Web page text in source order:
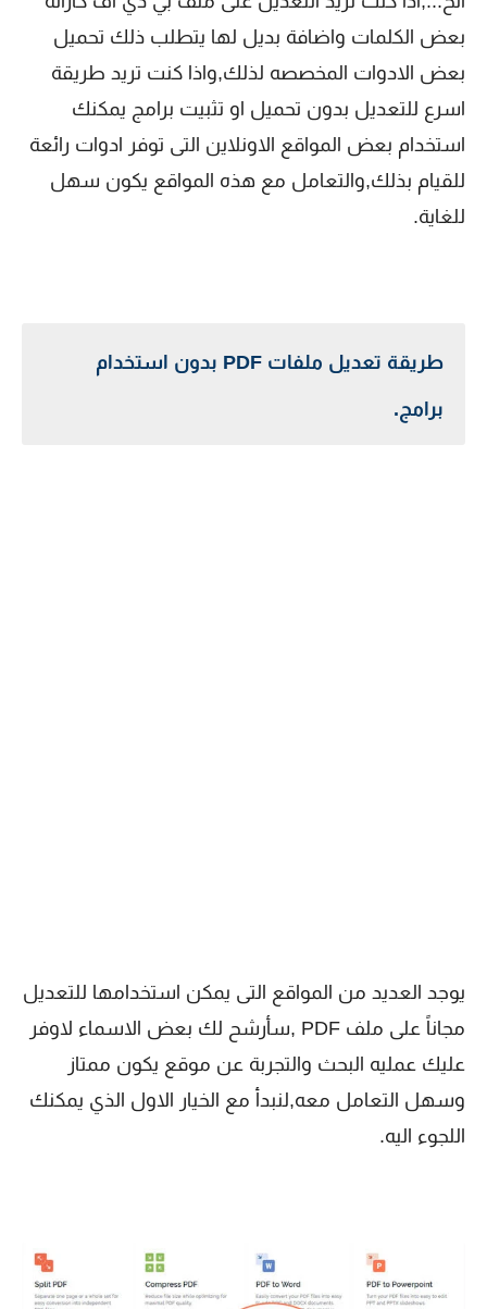
بعض الكلمات واضافة بديل لها يتطلب ذلك تحميل
بعض الادوات المخصصه لذلك,واذا كنت تريد طريقة
اسرع للتعديل بدون تحميل او تثبيت برامج يمكنك
استخدام بعض المواقع الاونلاين التى توفر ادوات رائعة
للقيام بذلك,والتعامل مع هذه المواقع يكون سهل
للغاية.
طريقة تعديل ملفات PDF بدون استخدام
برامج.
يوجد العديد من المواقع التى يمكن استخدامها للتعديل
مجاناً على ملف PDF ,سأرشح لك بعض الاسماء لاوفر
عليك عمليه البحث والتجربة عن موقع يكون ممتاز
وسهل التعامل معه,لنبدأ مع الخيار الاول الذي يمكنك
اللجوء اليه.